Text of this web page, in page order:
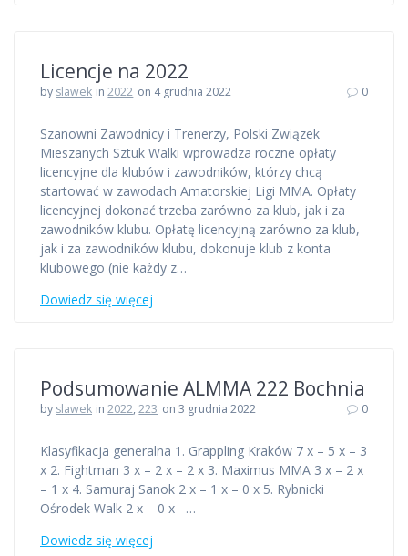
Licencje na 2022
by slawek in2022 on 4 grudnia 2022 0
Szanowni Zawodnicy i Trenerzy, Polski Związek
Mieszanych Sztuk Walki wprowadza roczne opłaty
licencyjne dla klubów i zawodników, którzy chcą
startować w zawodach Amatorskiej Ligi MMA. Opłaty
licencyjnej dokonać trzeba zarówno za klub, jak i za
zawodników klubu. Opłatę licencyjną zarówno za klub,
jak i za zawodników klubu, dokonuje klub z konta
klubowego (nie każdy z…
Dowiedz się więcej
Podsumowanie ALMMA 222 Bochnia
by slawek in2022,223 on 3 grudnia 2022 0
Klasyfikacja generalna 1. Grappling Kraków 7 x – 5 x – 3
x 2. Fightman 3 x – 2 x – 2 x 3. Maximus MMA 3 x – 2 x
– 1 x 4. Samuraj Sanok 2 x – 1 x – 0 x 5. Rybnicki
Ośrodek Walk 2 x – 0 x –…
Dowiedz się więcej